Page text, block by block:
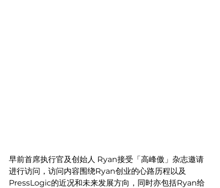
早前首席执行官及创始人 Ryan接受「高峰傲」杂志邀请
进行访问，访问内容围绕Ryan创业的心路历程以及
PressLogic的近况和未来发展方向，同时亦包括Ryan给